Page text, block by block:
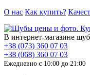
О нас Как купить?
В интернет-магазине
+38 (073) 360 07 03
+38 (068) 360 07 03
Ежедневно с 10:00 до 21:00